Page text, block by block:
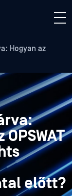
Hogyan az
előtt?